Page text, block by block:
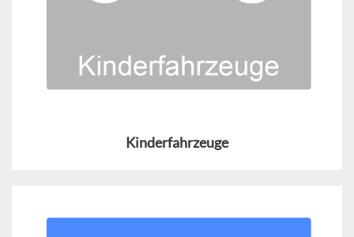
Kinderfahrzeuge